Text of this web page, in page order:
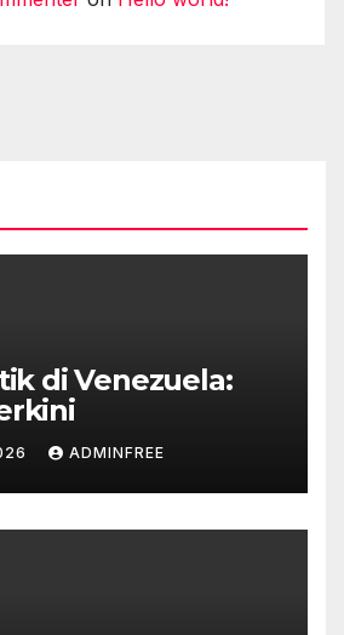
di Venezuela:
ADMINFREE